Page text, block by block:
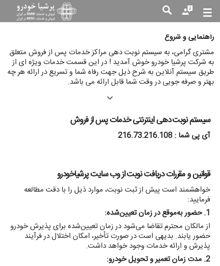
جست
جو
راهنمایی و شروع
مشتری گرامی، به سیستم نوبت دهی مراکز خدمات پس از فروش متعلق
به شرکت پرشیا خودرو خوش آمدید ! در این قسمت خدمات ویژه ای از
طریق سیستم آنلاین به شرح ذیل جهت رفاه شما و تسریع در ارائه هر چه
بهتر و صرفه جویی در وقت شما قابل ارائه می باشد.
سیستم نوبت دهی اینترنتی خدمات پس از فروش
آی پی شما : 216.73.216.108
قوانین و مقررات دریافت نوبت از وب سایت پرشیاخودرو
خواهشمند است پیش از ثبت نوبت، موارد ذیل را با دقت مطالعه
فرمایید:
1. حضور به‌موقع در زمان تعیین‌شده:
از مالکان محترم تقاضا می‌شود در زمان تعیین‌شده برای پذیرش خودرو
حضور یابند. بدیهی است در صورت تأخیر، امکان اختلال در فرآیند
پذیرش و ارائه خدمات وجود خواهد داشت.
2. مدت زمان تعمیر و تحویل خودرو: